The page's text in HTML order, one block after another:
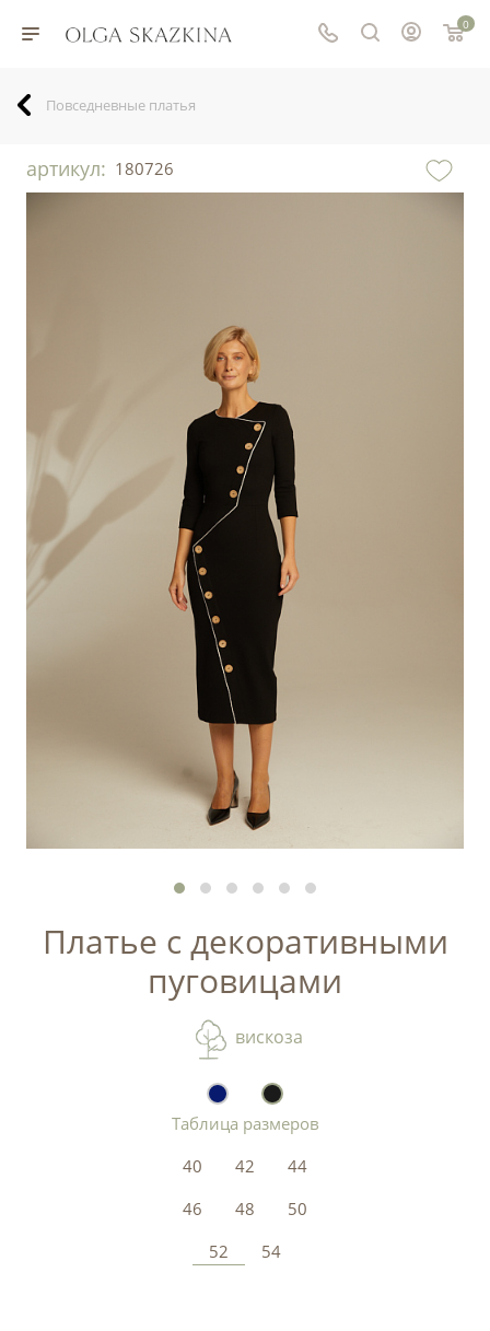
0
Повседневные платья
артикул: 180726
Платье с декоративными
пуговицами
вискоза
Таблица размеров
40
42
44
46
48
50
52
54